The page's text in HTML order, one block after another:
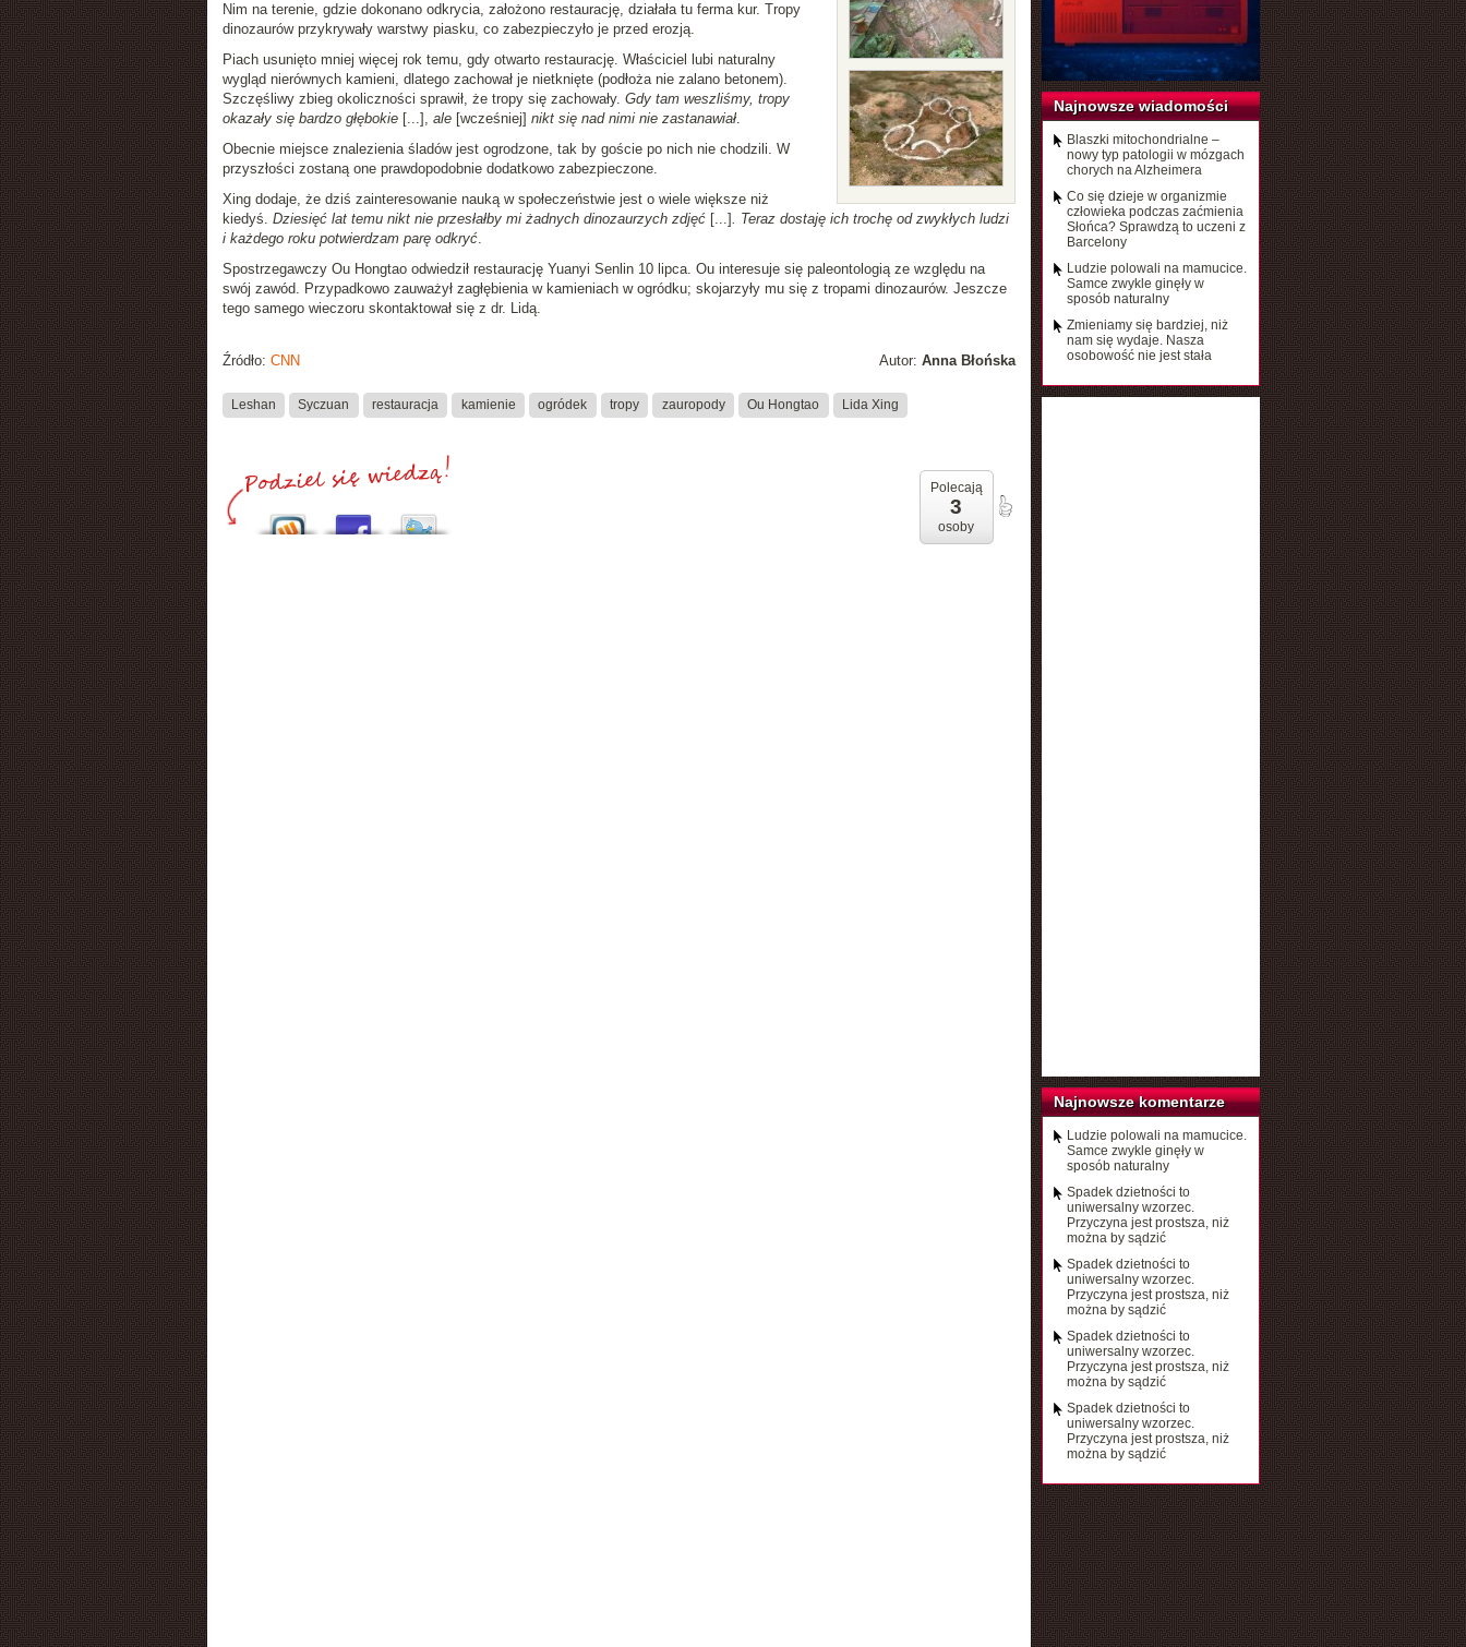
Nim na terenie, gdzie dokonano odkrycia, założono restaurację, działała tu ferma kur. Tropy
dinozaurów przykrywały warstwy piasku, co zabezpieczyło je przed erozją.
Piach usunięto mniej więcej rok temu, gdy otwarto restaurację. Właściciel lubi naturalny
wygląd nierównych kamieni, dlatego zachował je nietknięte (podłoża nie zalano betonem).
Szczęśliwy zbieg okoliczności sprawił, że tropy się zachowały. Gdy tam weszliśmy, tropy
okazały się bardzo głębokie[...], ale[wcześniej] nikt się nad nimi nie zastanawiał.
Obecnie miejsce znalezienia śladów jest ogrodzone, tak by goście po nich nie chodzili. W
przyszłości zostaną one prawdopodobnie dodatkowo zabezpieczone.
Xing dodaje, że dziś zainteresowanie nauką w społeczeństwie jest o wiele większe niż
kiedyś. Dziesięć lat temu nikt nie przesłałby mi żadnych dinozaurzych zdjęć [...]. Teraz dostaję ich trochę od zwykłych ludzi
i każdego roku potwierdzam parę odkryć.
Spostrzegawczy Ou Hongtao odwiedził restaurację Yuanyi Senlin 10 lipca. Ou interesuje się paleontologią ze względu na
swój zawód. Przypadkowo zauważył zagłębienia w kamieniach w ogródku; skojarzyły mu się z tropami dinozaurów. Jeszcze
tego samego wieczoru skontaktował się z dr. Lidą.
Autor: Anna Błońska
Źródło: CNN
Leshan Syczuan restauracja kamienie ogródek tropy zauropody Ou Hongtao Lida Xing
Polecają
3
osoby
Najnowsze wiadomości
Blaszki mitochondrialne –
nowy typ patologii w mózgach
chorych na Alzheimera
Co się dzieje w organizmie
człowieka podczas zaćmienia
Słońca? Sprawdzą to uczeni z
Barcelony
Ludzie polowali na mamucice.
Samce zwykle ginęły w
sposób naturalny
Zmieniamy się bardziej, niż
nam się wydaje. Nasza
osobowość nie jest stała
Najnowsze komentarze
Ludzie polowali na mamucice.
Samce zwykle ginęły w
sposób naturalny
Spadek dzietności to
uniwersalny wzorzec.
Przyczyna jest prostsza, niż
można by sądzić
Spadek dzietności to
uniwersalny wzorzec.
Przyczyna jest prostsza, niż
można by sądzić
Spadek dzietności to
uniwersalny wzorzec.
Przyczyna jest prostsza, niż
można by sądzić
Spadek dzietności to
uniwersalny wzorzec.
Przyczyna jest prostsza, niż
można by sądzić